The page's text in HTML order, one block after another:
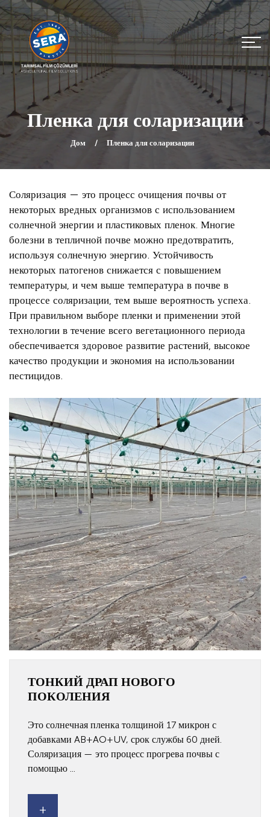
Пленка для соларизации
Дом Пленка для соларизации
Соляризация — это процесс очищения почвы от
некоторых вредных организмов с использованием
солнечной энергии и пластиковых пленок. Многие
болезни в тепличной почве можно предотвратить,
используя солнечную энергию. Устойчивость
некоторых патогенов снижается с повышением
температуры, и чем выше температура в почве в
процессе соляризации, тем выше вероятность успеха.
При правильном выборе пленки и применении этой
технологии в течение всего вегетационного периода
обеспечивается здоровое развитие растений, высокое
качество продукции и экономия на использовании
пестицидов.
ТОНКИЙ ДРАП НОВОГО
ПОКОЛЕНИЯ
Это солнечная пленка толщиной 17 микрон с
добавками AB+AO+UV, срок службы 60 дней.
Соляризация — это процесс прогрева почвы с
помощью ...
+